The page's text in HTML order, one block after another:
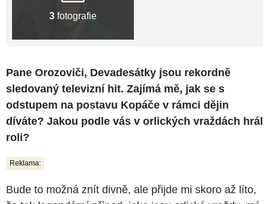
3 fotografie
Pane Orozoviči, Devadesátky jsou rekordně
sledovaný televizní hit. Zajímá mě, jak se s
odstupem na postavu Kopáče v rámci dějin
díváte? Jakou podle vás v orlických vraždách hrál
roli?
Reklama:
Bude to možná znít divně, ale přijde mi skoro až líto,